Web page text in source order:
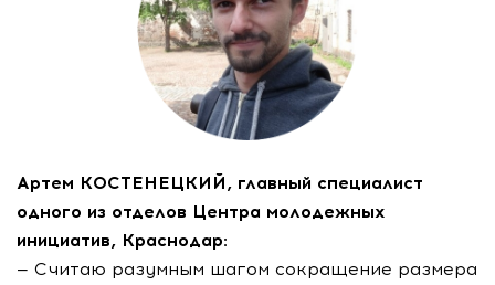
Артем КОСТЕНЕЦКИЙ, главный специалист
одного из отделов Центра молодежных
инициатив, Краснодар:
— Считаю разумным шагом сокращение размера